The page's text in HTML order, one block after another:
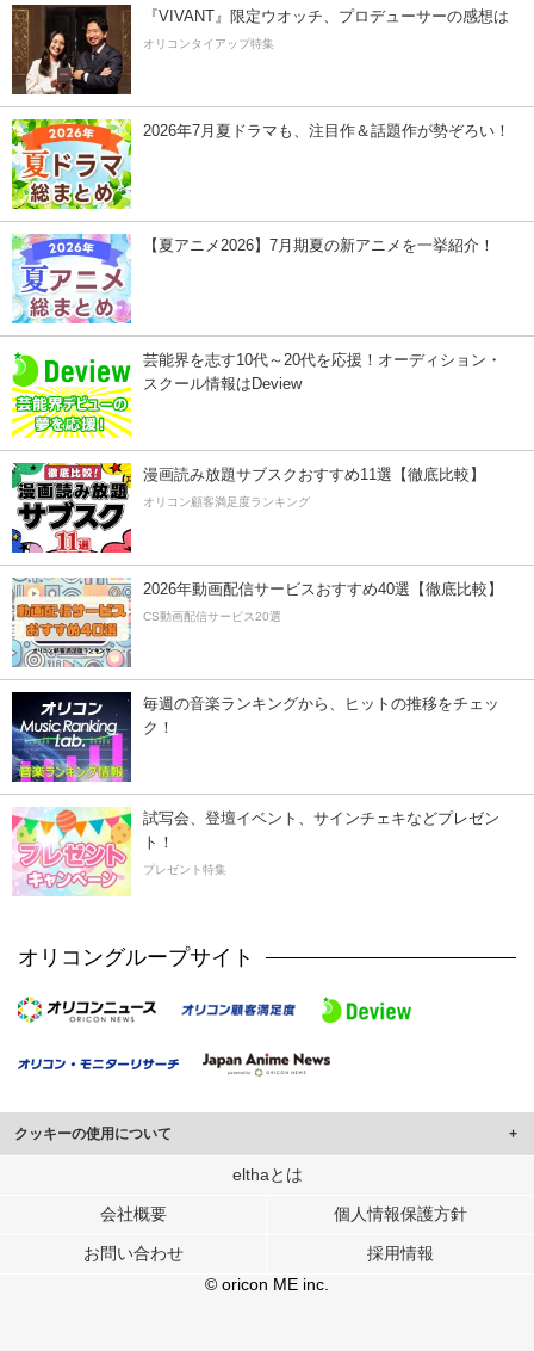
『VIVANT』限定ウオッチ、プロデューサーの感想は
オリコンタイアップ特集
2026年7月夏ドラマも、注目作＆話題作が勢ぞろい！
【夏アニメ2026】7月期夏の新アニメを一挙紹介！
芸能界を志す10代～20代を応援！オーディション・
スクール情報はDeview
漫画読み放題サブスクおすすめ11選【徹底比較】
オリコン顧客満足度ランキング
2026年動画配信サービスおすすめ40選【徹底比較】
CS動画配信サービス20選
毎週の音楽ランキングから、ヒットの推移をチェッ
ク！
試写会、登壇イベント、サインチェキなどプレゼン
ト！
プレゼント特集
オリコングループサイト
クッキーの使用について
このサイトでは Cookie を使用して、ユーザーに合わせたコンテンツや広告の
行っています。
メディアや広告配信、データ解析の各パートナーに提供しています。
各パートナーは、この情報とユーザーが各パートナーに提供した他の情報や、
ユーザーが各パートナーのサービスを使用したときに収集した他の情報を組み
elthaとは
会社概要 個人情報保護方針
お問い合わせ
採用情報
© oricon ME inc.